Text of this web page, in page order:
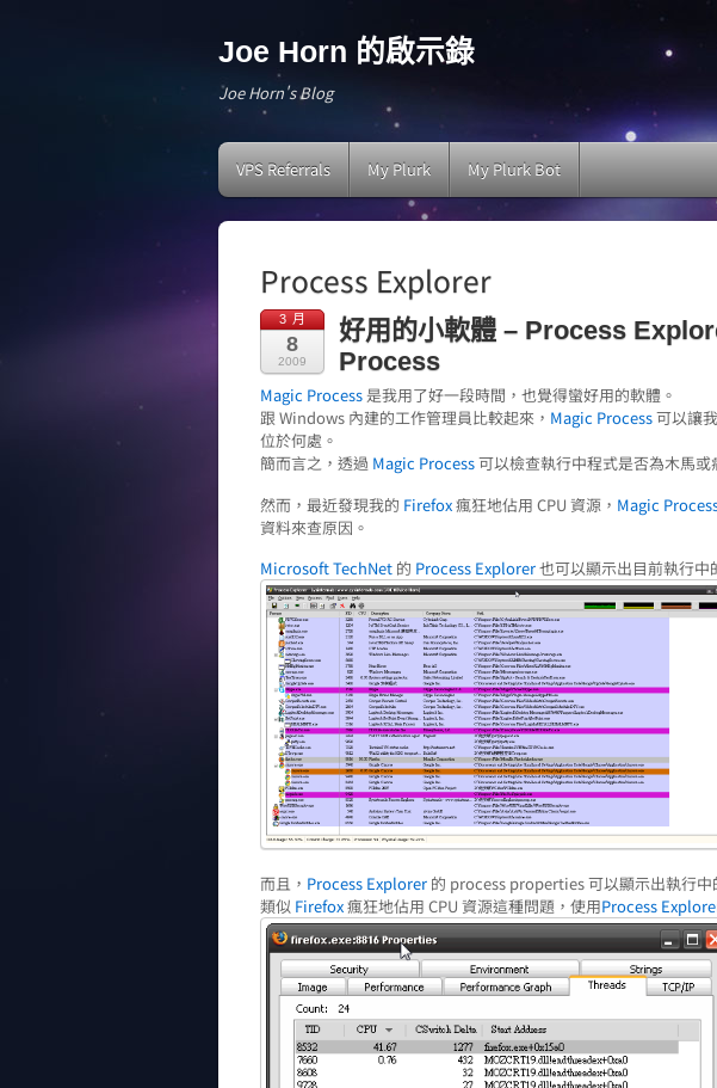
Joe Horn 的啟示錄
Joe Horn's Blog
VPS Referrals My Plurk My Plurk Bot
Process Explorer
3 月
8
2009
好用的小軟體 – Process
Process
Magic Process是我用了好一段時間，也覺得蠻好用的軟體。
跟 Windows 內建的工作管理員比較起來， Magic Process可以讓
位於何處。
簡而言之，透過 Magic Process可以檢查執行中程式是否為木馬
然而，最近發現我的 Firefox瘋狂地佔用 CPU 資源， Magic
資料來查原因。
Microsoft TechNet 的 Process Explorer也可以顯示出目前執行中
而且， Process Explorer 的 process properties 可以顯示出執行
類似 Firefox瘋狂地佔用 CPU 資源這種問題，使用Process